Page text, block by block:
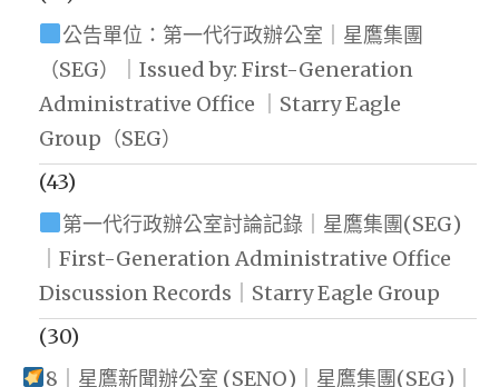
公告單位：第一代行政辦公室｜星鷹集團
（SEG）｜Issued by: First-Generation
Administrative Office ｜Starry Eagle
Group（SEG）
(43)
第一代行政辦公室討論記錄｜星鷹集團(SEG)
｜First-Generation Administrative Office
Discussion Records｜Starry Eagle Group
(30)
8｜星鷹新聞辦公室 (SENO)｜星鷹集團(SEG)｜